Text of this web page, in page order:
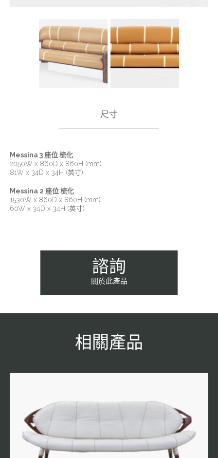
尺寸
Messina 3 座位 梳化
2050W x 860D x 860H (mm)
81W x 34D x 34H (英寸)
Messina 2 座位 梳化
1530W x 860D x 860H (mm)
60W x 34D x 34H (英寸)
諮詢
關於此產品
相關產品